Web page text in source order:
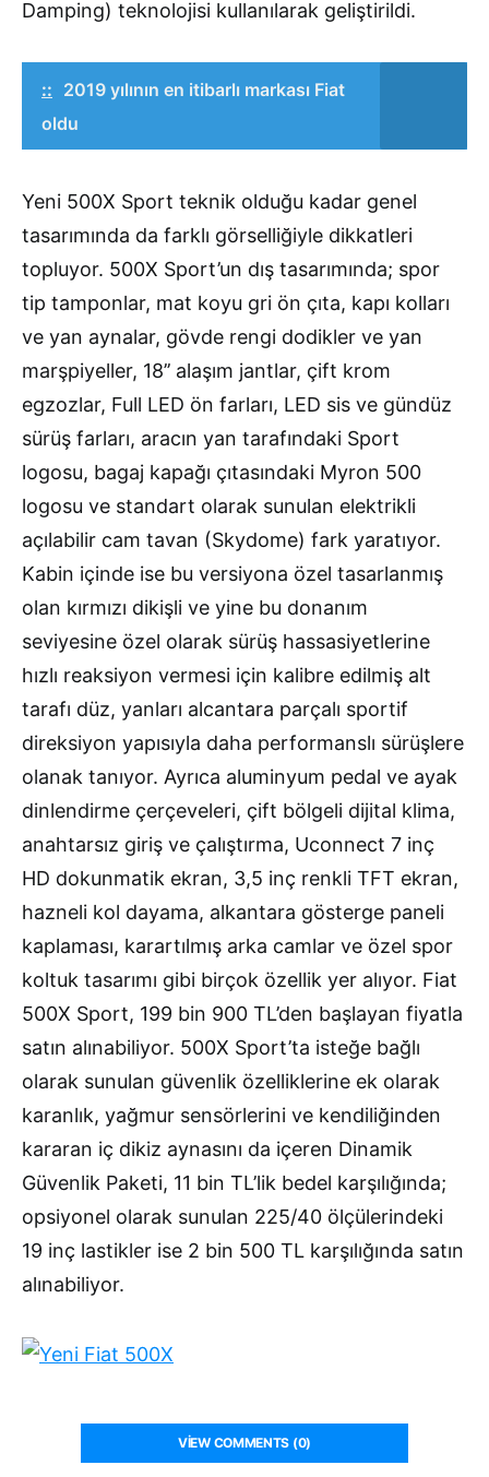
Damping) teknolojisi kullanılarak geliştirildi.
:: 2019 yılının en itibarlı markası Fiat
oldu
Yeni 500X Sport teknik olduğu kadar genel
tasarımında da farklı görselliğiyle dikkatleri
topluyor. 500X Sport’un dış tasarımında; spor
tip tamponlar, mat koyu gri ön çıta, kapı kolları
ve yan aynalar, gövde rengi dodikler ve yan
marşpiyeller, 18’’ alaşım jantlar, çift krom
egzozlar, Full LED ön farları, LED sis ve gündüz
sürüş farları, aracın yan tarafındaki Sport
logosu, bagaj kapağı çıtasındaki Myron 500
logosu ve standart olarak sunulan elektrikli
açılabilir cam tavan (Skydome) fark yaratıyor.
Kabin içinde ise bu versiyona özel tasarlanmış
olan kırmızı dikişli ve yine bu donanım
seviyesine özel olarak sürüş hassasiyetlerine
hızlı reaksiyon vermesi için kalibre edilmiş alt
tarafı düz, yanları alcantara parçalı sportif
direksiyon yapısıyla daha performanslı sürüşlere
olanak tanıyor. Ayrıca aluminyum pedal ve ayak
dinlendirme çerçeveleri, çift bölgeli dijital klima,
anahtarsız giriş ve çalıştırma, Uconnect 7 inç
HD dokunmatik ekran, 3,5 inç renkli TFT ekran,
hazneli kol dayama, alkantara gösterge paneli
kaplaması, karartılmış arka camlar ve özel spor
koltuk tasarımı gibi birçok özellik yer alıyor. Fiat
500X Sport, 199 bin 900 TL’den başlayan fiyatla
satın alınabiliyor. 500X Sport’ta isteğe bağlı
olarak sunulan güvenlik özelliklerine ek olarak
karanlık, yağmur sensörlerini ve kendiliğinden
kararan iç dikiz aynasını da içeren Dinamik
Güvenlik Paketi, 11 bin TL’lik bedel karşılığında;
opsiyonel olarak sunulan 225/40 ölçülerindeki
19 inç lastikler ise 2 bin 500 TL karşılığında satın
alınabiliyor.
VIEW COMMENTS (0)